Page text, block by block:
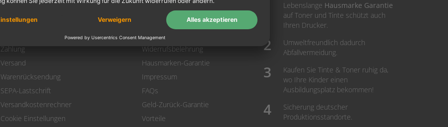
Mein Konto
Login
Zahlung
Versand
Warenrücksendung
SEPA-Lastschrift
Versandkostenrechner
Cookie Einstellungen
Datenschutz
Widerrufsbelehrung
Hausmarken-Garantie
Impressum
FAQs
Geld-Zurück-Garantie
Vorteile
Lebenslange Hausmarke Garantie
auf Toner und Tinte schützt auch
Ihren Drucker.
Umweltfreundlich dadurch
Abfallvermeidung.
Kaufen Sie Tinte & Toner ruhig da,
wo Ihre Kinder einen
Ausbildungsplatz bekommen!
Sicherung deutscher
Produktionsstandorte.